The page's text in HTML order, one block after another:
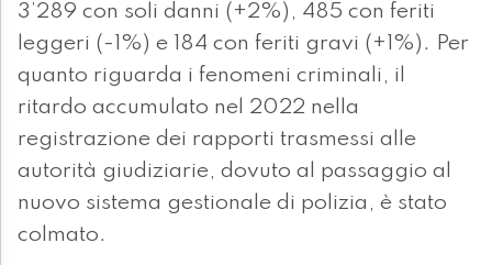
3’289 con soli danni (+2%), 485 con feriti
leggeri (-1%) e 184 con feriti gravi (+1%). Per
quanto riguarda i fenomeni criminali, il
ritardo accumulato nel 2022 nella
registrazione dei rapporti trasmessi alle
autorità giudiziarie, dovuto al passaggio al
nuovo sistema gestionale di polizia, è stato
colmato.